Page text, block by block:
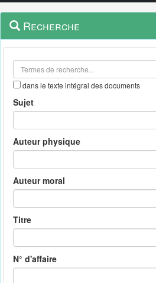
Navigation
outils
Menu
contextuel
Recherche
dans le texte intégral des documents
Sujet
Auteur physique
Auteur moral
Titre
N° d'affaire